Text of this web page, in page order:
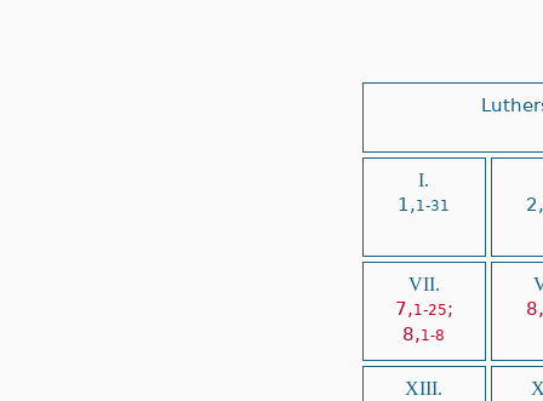
I.
1,1-31 2,
VII.
7,1-25;
8,1-8
8,
XIII.